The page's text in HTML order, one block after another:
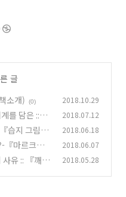
글
소개)
(0) 2018.10.29
를 담은 ::
2018.07.12
습지 그림일
2018.06.18
『마르크스
2018.06.07
사유 :: 『깨달
2018.05.28